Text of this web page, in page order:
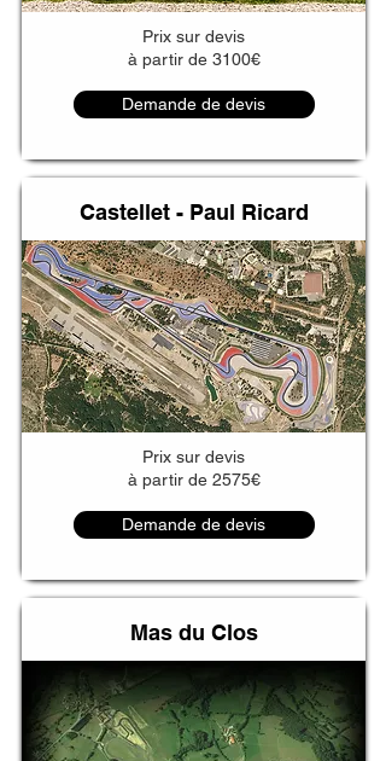
Prix sur devis
à partir de 3100€
Demande de devis
Castellet - Paul Ricard
Prix sur devis
à partir de 2575€
Demande de devis
Mas du Clos